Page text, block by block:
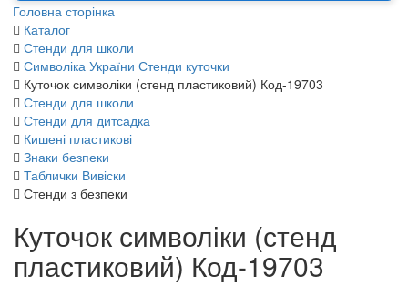
Головна сторінка
Каталог
Стенди для школи
Символіка України Стенди куточки
Куточок символіки (стенд пластиковий) Код-19703
Стенди для школи
Стенди для дитсадка
Кишені пластикові
Знаки безпеки
Таблички Вивіски
Стенди з безпеки
Куточок символіки (стенд
пластиковий) Код-19703